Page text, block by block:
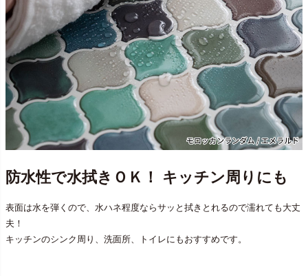
防水性で水拭きＯＫ！ キッチン周りにも
表面は水を弾くので、水ハネ程度ならサッと拭きとれるので濡れても大丈
夫！
キッチンのシンク周り、洗面所、トイレにもおすすめです。